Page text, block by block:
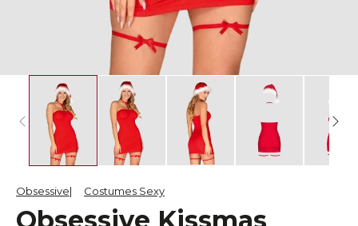
Obsessive Costumes Sexy
Obsessive Kissmas